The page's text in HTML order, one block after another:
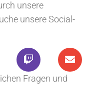
unsere
unsere Social-
Fragen und